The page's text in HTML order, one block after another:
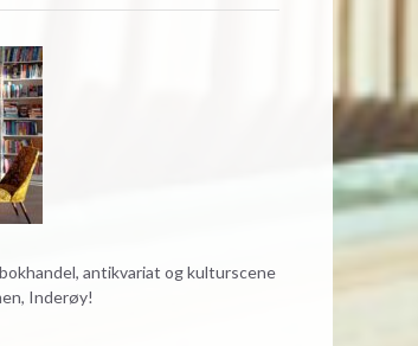
antikvariat og kulturscene
Inderøy!